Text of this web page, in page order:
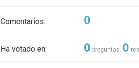
Comentarios: 0
Ha votado en: 0 preguntas, 0